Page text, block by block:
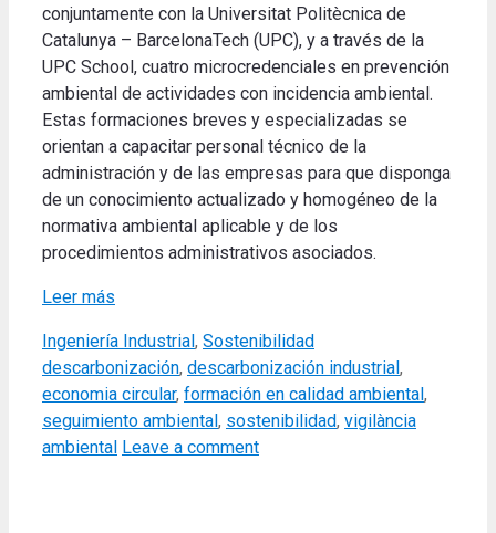
conjuntamente con la Universitat Politècnica de
Catalunya – BarcelonaTech (UPC), y a través de la
UPC School, cuatro microcredenciales en prevención
ambiental de actividades con incidencia ambiental.
Estas formaciones breves y especializadas se
orientan a capacitar personal técnico de la
administración y de las empresas para que disponga
de un conocimiento actualizado y homogéneo de la
normativa ambiental aplicable y de los
procedimientos administrativos asociados.
Leer más
Categories
Ingeniería Industrial , SostenibilidadTags
descarbonización, descarbonización industrial ,
economia circular, formación en calidad ambiental ,
seguimiento ambiental , sostenibilidad, vigilància
ambiental Leave a comment